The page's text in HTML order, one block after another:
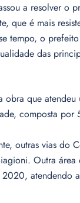
a resolver o
que é mais
tempo, o
das
obra que
composta por
outras vias do
Outra
atendendo